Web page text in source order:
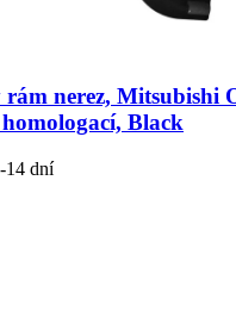
nerez, Mitsubishi
Black
14 dní